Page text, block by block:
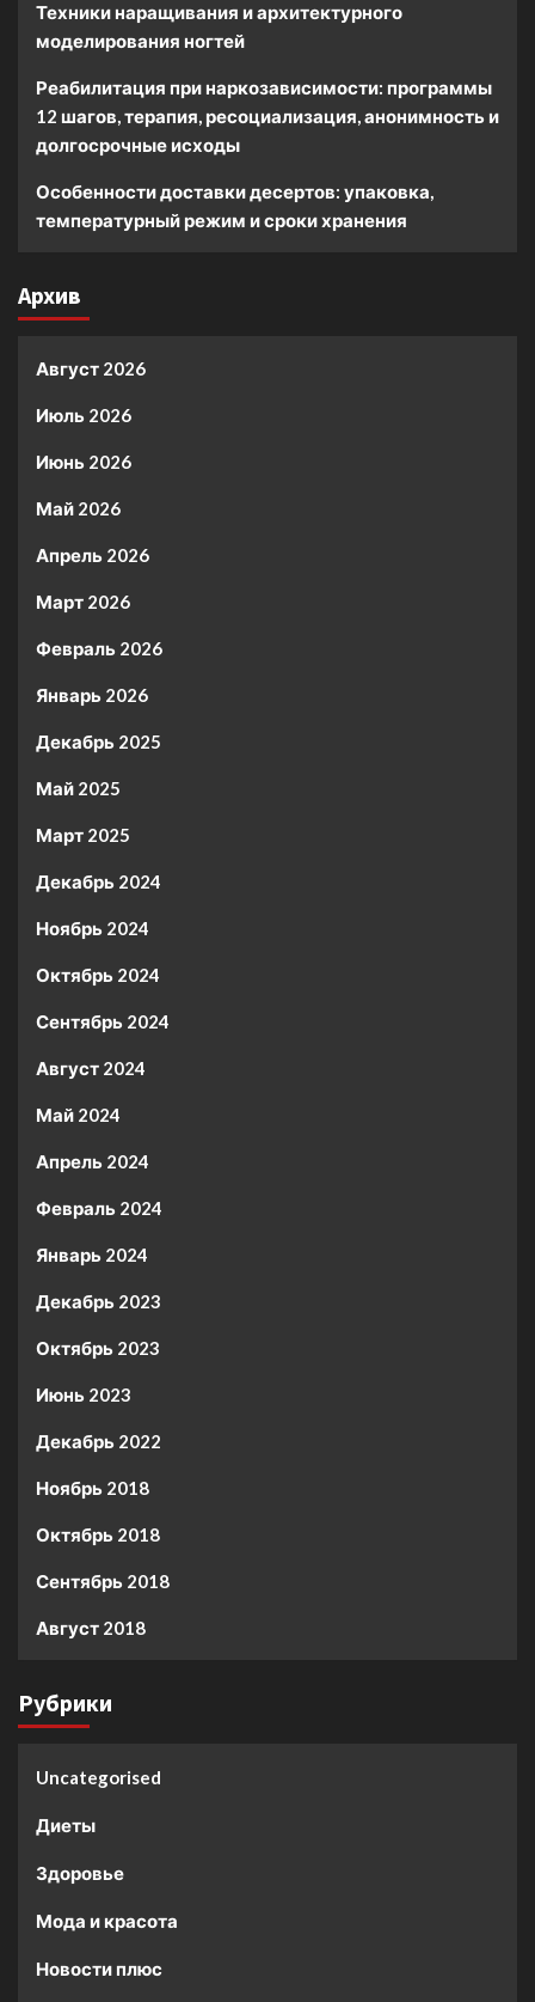
Техники наращивания и архитектурного
моделирования ногтей
Реабилитация при наркозависимости: программы
12 шагов, терапия, ресоциализация, анонимность и
долгосрочные исходы
Особенности доставки десертов: упаковка,
температурный режим и сроки хранения
Архив
Август 2026
Июль 2026
Июнь 2026
Май 2026
Апрель 2026
Март 2026
Февраль 2026
Январь 2026
Декабрь 2025
Май 2025
Март 2025
Декабрь 2024
Ноябрь 2024
Октябрь 2024
Сентябрь 2024
Август 2024
Май 2024
Апрель 2024
Февраль 2024
Январь 2024
Декабрь 2023
Октябрь 2023
Июнь 2023
Декабрь 2022
Ноябрь 2018
Октябрь 2018
Сентябрь 2018
Август 2018
Рубрики
Uncategorised
Диеты
Здоровье
Мода и красота
Новости плюс